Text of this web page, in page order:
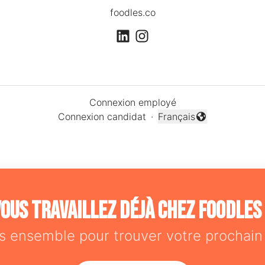
foodles.co
Connexion employé
Connexion candidat ·
Changer la langue
Français
travaillez déjà chez Foodles
ensemble pour trouver votre